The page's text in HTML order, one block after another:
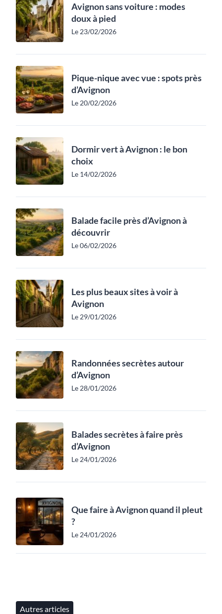
Avignon sans voiture : modes
doux à pied
Le 23/02/2026
Pique-nique avec vue : spots près
d’Avignon
Le 20/02/2026
Dormir vert à Avignon : le bon
choix
Le 14/02/2026
Balade facile près d’Avignon à
découvrir
Le 06/02/2026
Les plus beaux sites à voir à
Avignon
Le 29/01/2026
Randonnées secrètes autour
d’Avignon
Le 28/01/2026
Balades secrètes à faire près
d’Avignon
Le 24/01/2026
Que faire à Avignon quand il pleut
?
Le 24/01/2026
Autres articles